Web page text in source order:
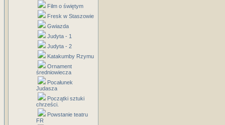
Film o świętym
Fresk w Staszowie
Gwiazda
Judyta - 1
Judyta - 2
Katakumby Rzymu
Ornament
średniowiecza
Pocałunek
Judasza
Początki sztuki
chrześci.
Powstanie teatru
FR